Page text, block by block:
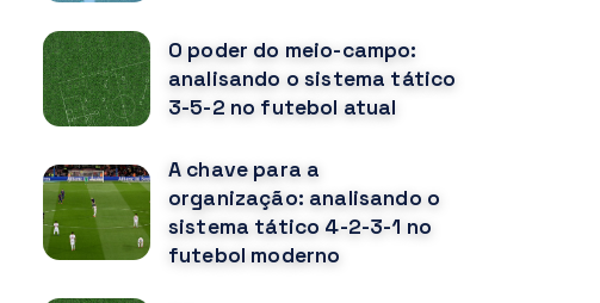
O poder do meio-campo:
analisando o sistema tático
3-5-2 no futebol atual
A chave para a
organização: analisando o
sistema tático 4-2-3-1 no
futebol moderno